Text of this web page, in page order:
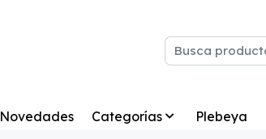
Novedades Categorías Plebeya